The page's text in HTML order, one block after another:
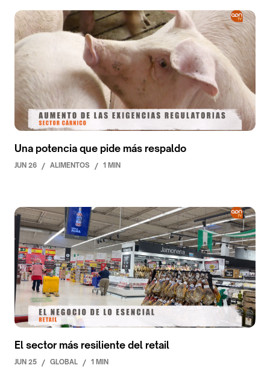
Una potencia que pide más respaldo
JUN 26 / ALIMENTOS / 1 MIN
El sector más resiliente del retail
JUN 25 / GLOBAL / 1 MIN